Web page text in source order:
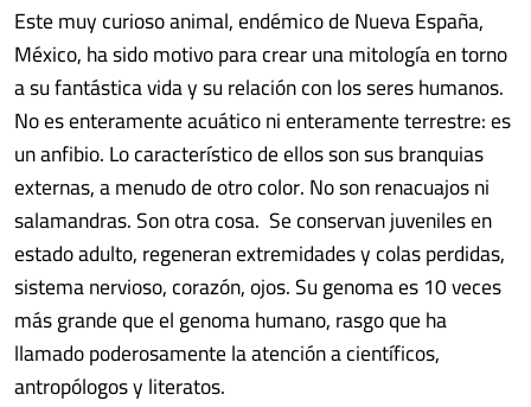
Este muy curioso animal, endémico de Nueva España,
México, ha sido motivo para crear una mitología en torno
a su fantástica vida y su relación con los seres humanos.
No es enteramente acuático ni enteramente terrestre: es
un anfibio. Lo característico de ellos son sus branquias
externas, a menudo de otro color. No son renacuajos ni
salamandras. Son otra cosa. Se conservan juveniles en
estado adulto, regeneran extremidades y colas perdidas,
sistema nervioso, corazón, ojos. Su genoma es 10 veces
más grande que el genoma humano, rasgo que ha
llamado poderosamente la atención a científicos,
antropólogos y literatos.